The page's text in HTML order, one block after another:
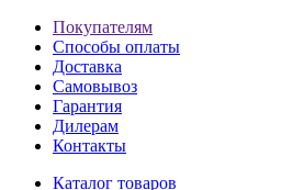
Покупателям
Способы оплаты
Доставка
Самовывоз
Гарантия
Дилерам
Контакты
Каталог товаров